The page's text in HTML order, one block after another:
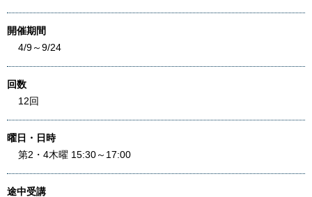
開催期間
4/9～9/24
回数
12回
曜日・日時
第2・4木曜 15:30～17:00
途中受講